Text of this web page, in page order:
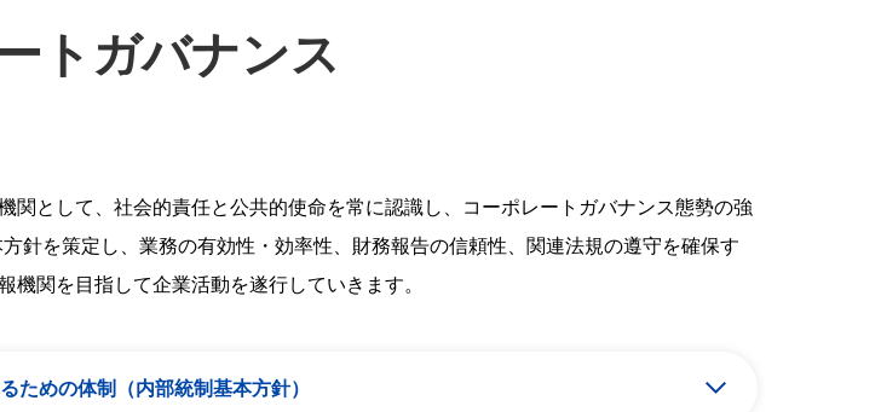
トガバナンス
として、社会的責任と公共的使命を常に認識し、コーポレートガバナンス態勢の強
針を策定し、業務の有効性・効率性、財務報告の信頼性、関連法規の遵守を確保す
関を目指して企業活動を遂行していきます。
ための体制（内部統制基本方針）